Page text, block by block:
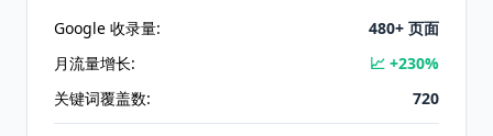
Google 收录量: 480+ 页面
月流量增长:
📈 +230%
关键词覆盖数:
720